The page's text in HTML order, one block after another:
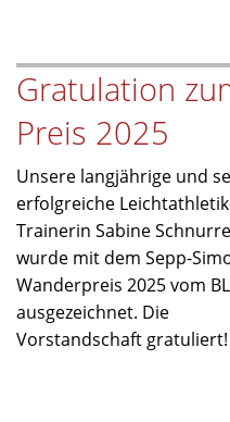
und
Abschluss
Outdoor-
Saison
Gratulation
Preis 2025
Unsere langjährige und
erfolgreiche
Trainerin Sabine
wurde mit dem Sepp-
Wanderpreis 2025 vom
ausgezeichnet. Die
Vorstandschaft gratuliert!